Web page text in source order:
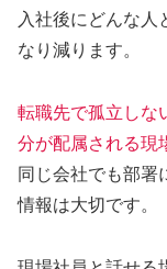
入社後にどんな人
なり減ります。
転職先で孤立しな
分が配属される現
同じ会社でも部署
情報は大切です。